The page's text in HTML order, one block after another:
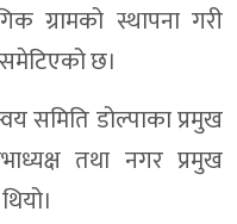
अब्बल, डोल्पाका ८ स्थानीय तहमध्ये
खर्च ८२.४४ प्रतिशत, मुद्केचुला
गैरीगाउँ बाढीपीडितलाई सहयाेग
प्रमुख विरुद्ध भरष्टचार मुद्दा
समीक्षा सम्पन्न:आव २०८२/०८३ मा ७६
ग्रामको स्थापना गरी
समेटिएको छ।
समिति डोल्पाका प्रमुख
तथा नगर प्रमुख